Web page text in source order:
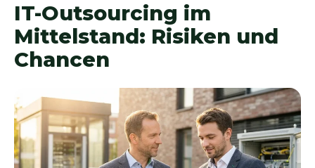
IT-Outsourcing im
Mittelstand: Risiken und
Chancen